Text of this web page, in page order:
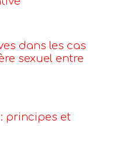
dans les cas
sexuel entre
principes et